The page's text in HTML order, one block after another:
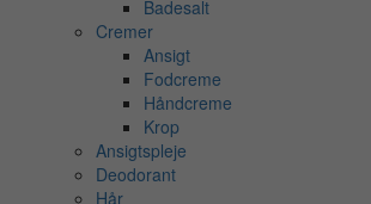
Badesalt
Cremer
Ansigt
Fodcreme
Håndcreme
Krop
Ansigtspleje
Deodorant
Hår